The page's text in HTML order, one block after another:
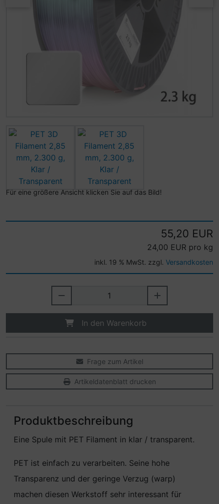
Für eine größere Ansicht klicken Sie auf das Bild!
55,20 EUR
24,00 EUR pro kg
inkl. 19 % MwSt. zzgl. Versandkosten
In den Warenkorb
Frage zum Artikel
Artikeldatenblatt drucken
Produktbeschreibung
Eine Spule mit PET Filament in klar / transparent.
PET ist einfach zu verarbeiten. Seine hohe
Transparenz und der geringe Verzug (warp)
machen diesen Werkstoff sehr interessant für